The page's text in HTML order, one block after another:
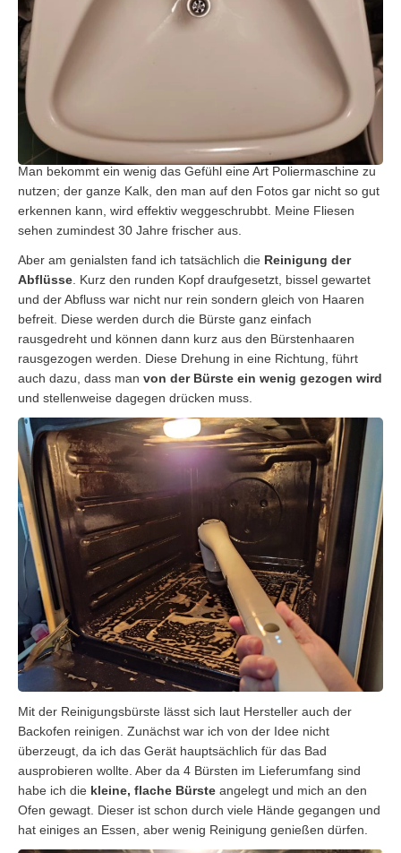
Man bekommt ein wenig das Gefühl eine Art Poliermaschine zu
nutzen; der ganze Kalk, den man auf den Fotos gar nicht so gut
erkennen kann, wird effektiv weggeschrubbt. Meine Fliesen
sehen zumindest 30 Jahre frischer aus.
Aber am genialsten fand ich tatsächlich die Reinigung der
Abflüsse . Kurz den runden Kopf draufgesetzt, bissel gewartet
und der Abfluss war nicht nur rein sondern gleich von Haaren
befreit. Diese werden durch die Bürste ganz einfach
rausgedreht und können dann kurz aus den Bürstenhaaren
rausgezogen werden. Diese Drehung in eine Richtung, führt
auch dazu, dass man von der Bürste ein wenig gezogen wird
und stellenweise dagegen drücken muss.
Mit der Reinigungsbürste lässt sich laut Hersteller auch der
Backofen reinigen. Zunächst war ich von der Idee nicht
überzeugt, da ich das Gerät hauptsächlich für das Bad
ausprobieren wollte. Aber da 4 Bürsten im Lieferumfang sind
habe ich die kleine, flache Bürste angelegt und mich an den
Ofen gewagt. Dieser ist schon durch viele Hände gegangen und
hat einiges an Essen, aber wenig Reinigung genießen dürfen.